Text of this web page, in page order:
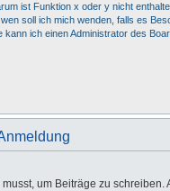
ist Funktion x oder y nicht
soll ich mich wenden, falls es
kann ich einen Administrator des
um Beiträge zu